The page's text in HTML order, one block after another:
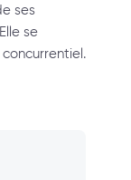
ses
se